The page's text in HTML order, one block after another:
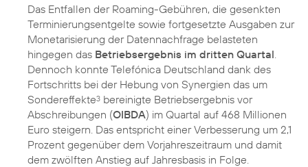
Das Entfallen der Roaming-Gebühren, die gesenkten
Terminierungsentgelte sowie fortgesetzte Ausgaben zur
Monetarisierung der Datennachfrage belasteten
hingegen das Betriebsergebnis im dritten Quartal
Dennoch konnte Telefónica Deutschland dank des
Fortschritts bei der Hebung von Synergien das um
Sondereffekte3 bereinigte Betriebsergebnis vor
Abschreibungen (OIBDA) im Quartal auf 468 Millionen
Euro steigern. Das entspricht einer Verbesserung um 2,1
Prozent gegenüber dem Vorjahreszeitraum und damit
dem zwölften Anstieg auf Jahresbasis in Folge.